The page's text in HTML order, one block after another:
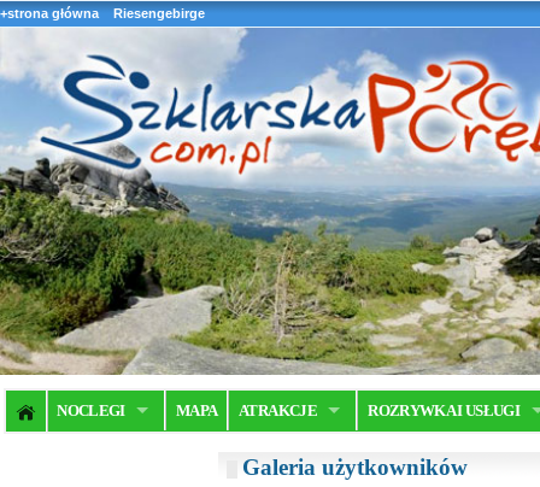
+strona główna Riesengebirge
NOCLEGI MAPA ATRAKCJE ROZRYWKA I USŁUGI
Galeria użytkowników